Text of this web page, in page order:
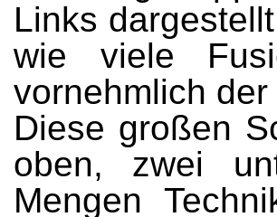
Links
wie viele
vornehmlich
Diese großen
oben, zwei
Mengen